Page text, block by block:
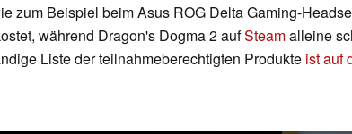
zum Beispiel beim Asus ROG Delta Gaming-
während Dragon's Dogma 2 aufSteamalleine
Liste der teilnahmeberechtigten Produkte ist auf